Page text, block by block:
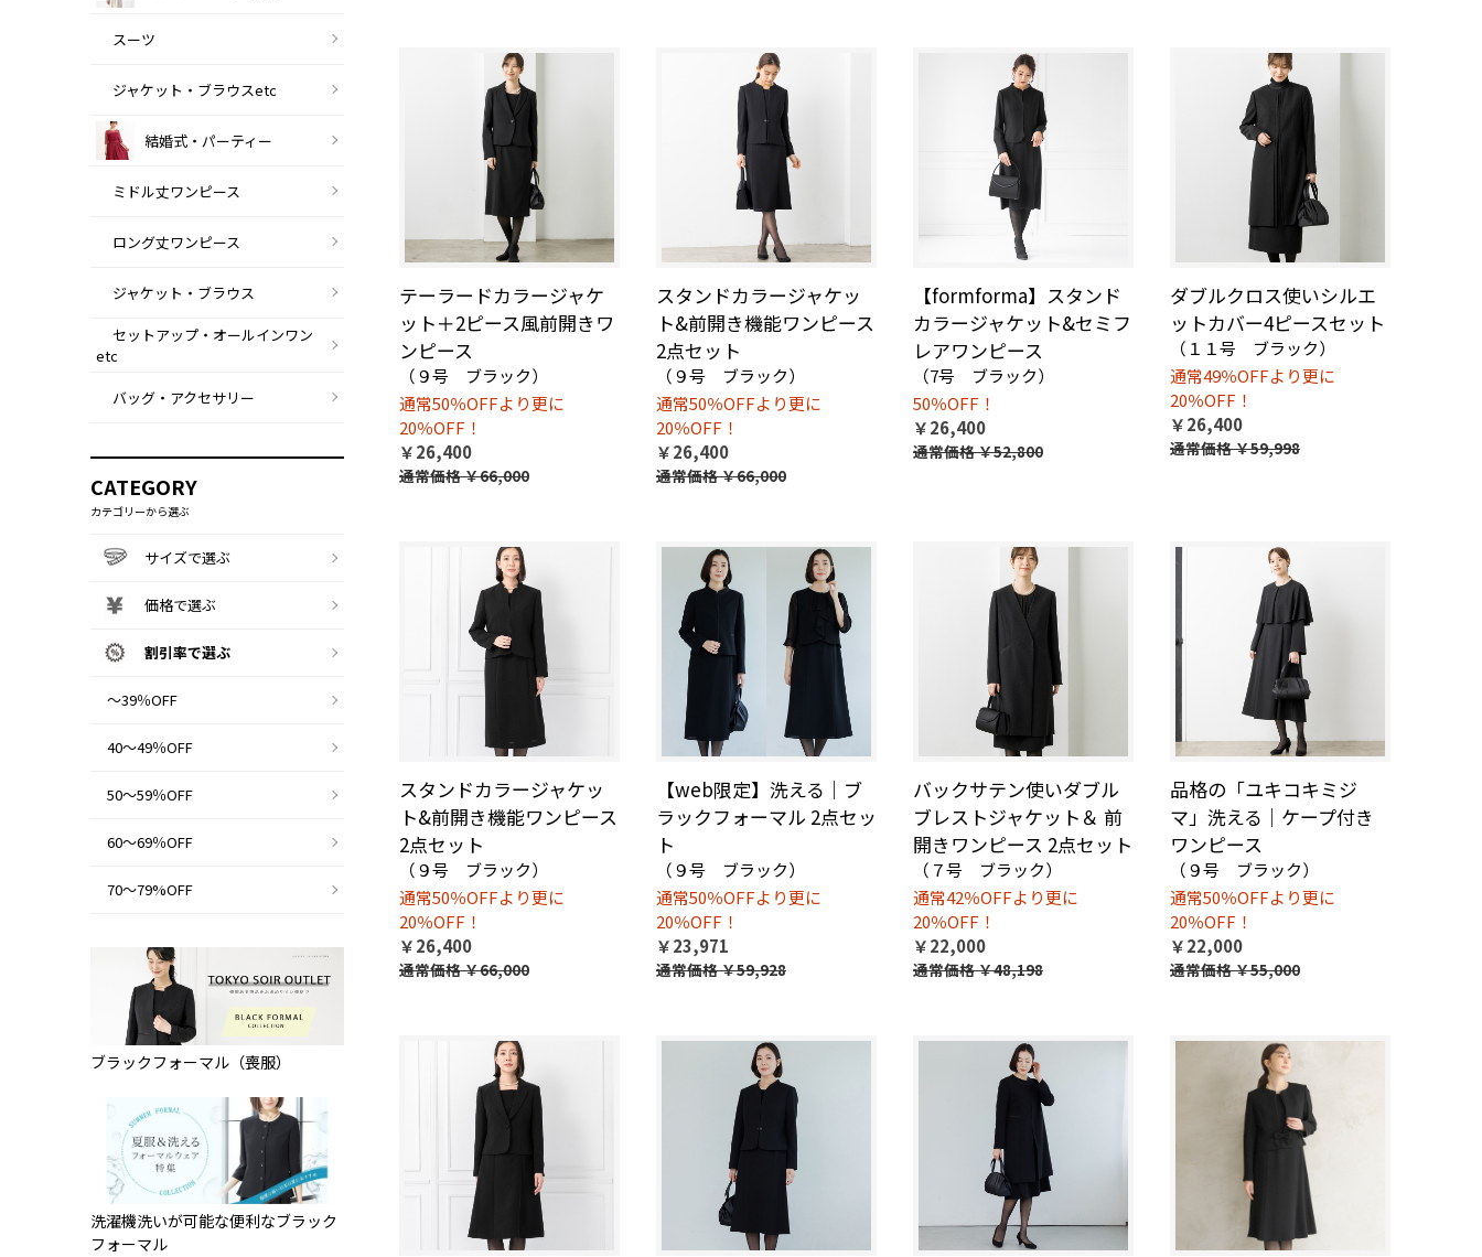
スーツ
ジャケット・ブラウスetc
結婚式・パーティー
ミドル丈ワンピース
ロング丈ワンピース
ジャケット・ブラウス
セットアップ・オールインワン
etc
バッグ・アクセサリー
CATEGORY
カテゴリーから選ぶ
サイズで選ぶ
価格で選ぶ
割引率で選ぶ
～39％OFF
40～49％OFF
50～59％OFF
60～69％OFF
70～79%OFF
ブラックフォーマル（喪服）
洗濯機洗いが可能な便利なブラック
フォーマル
テーラードカラージャケ
ット＋2ピース風前開きワ
ンピース
（９号 ブラック）
通常50％OFFより更に
20％OFF！
￥26,400
通常価格￥66,000
スタンドカラージャケッ
ト&前開き機能ワンピース
2点セット
（９号 ブラック）
通常50％OFFより更に
20％OFF！
￥26,400
通常価格￥66,000
【formforma】スタンド
カラージャケット&セミフ
レアワンピース
（7号 ブラック）
50％OFF！
￥26,400
通常価格￥52,800
ダブルクロス使いシルエ
ットカバー4ピースセット
（１１号 ブラック）
通常49％OFFより更に
20％OFF！
￥26,400
通常価格￥59,998
スタンドカラージャケッ
ト&前開き機能ワンピース
2点セット
（９号 ブラック）
通常50％OFFより更に
20％OFF！
￥26,400
通常価格￥66,000
【web限定】洗える｜ブ
ラックフォーマル 2点セッ
ト
（９号 ブラック）
通常50％OFFより更に
20％OFF！
￥23,971
通常価格￥59,928
バックサテン使いダブル
ブレストジャケット＆ 前
開きワンピース 2点セット
（７号 ブラック）
通常42％OFFより更に
20％OFF！
￥22,000
通常価格￥48,198
品格の「ユキコキミジ
マ」洗える｜ケープ付き
ワンピース
（９号 ブラック）
通常50％OFFより更に
20％OFF！
￥22,000
通常価格￥55,000